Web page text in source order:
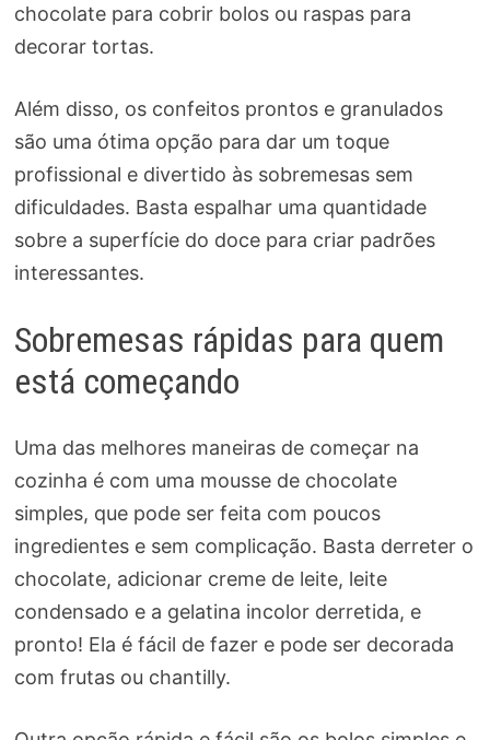
chocolate para cobrir bolos ou raspas para
decorar tortas.
Além disso, os confeitos prontos e granulados
são uma ótima opção para dar um toque
profissional e divertido às sobremesas sem
dificuldades. Basta espalhar uma quantidade
sobre a superfície do doce para criar padrões
interessantes.
Sobremesas rápidas para quem
está começando
Uma das melhores maneiras de começar na
cozinha é com uma mousse de chocolate
simples, que pode ser feita com poucos
ingredientes e sem complicação. Basta derreter o
chocolate, adicionar creme de leite, leite
condensado e a gelatina incolor derretida, e
pronto! Ela é fácil de fazer e pode ser decorada
com frutas ou chantilly.